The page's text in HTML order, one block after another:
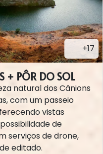
+17
+ PÔR DO SOL
natural dos Cânions
com um passeio
vistas
de
serviços de drone,
editado.